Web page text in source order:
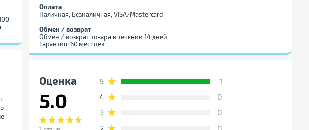
Оплата
Наличная, Безналичная, VISA/Mastercard
Обмен / возврат
Обмен / возврат товара в течении 14 дней
Гарантия: 60 месяцев
Оценка
5.0
5
1
4
0
3
0
2
0